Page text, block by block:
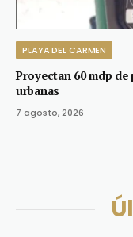
PLAYA DEL CARMEN
Proyectan 60 mdp
urbanas
7 agosto, 2026